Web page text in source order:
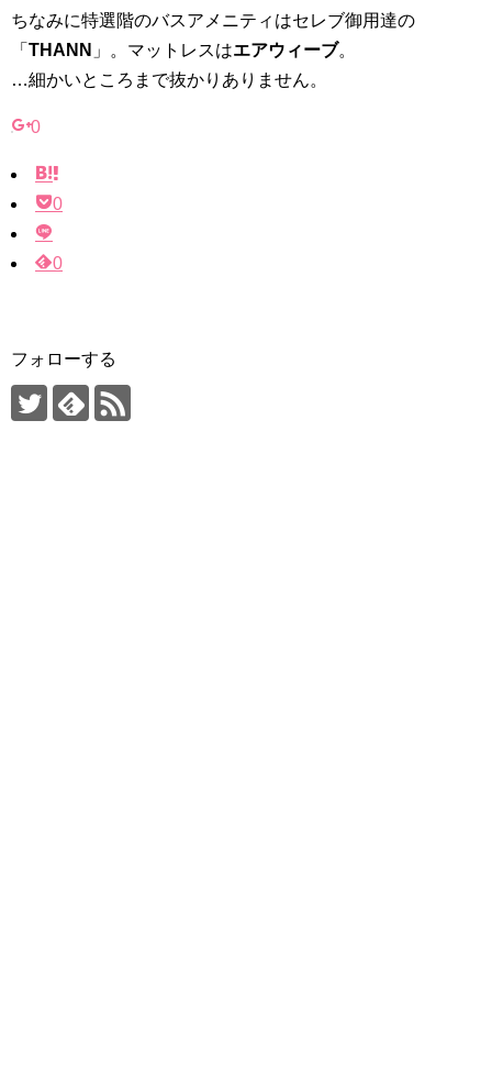
ちなみに特選階のバスアメニティはセレブ御用達の
「 THANN 」。マットレスはエアウィーブ。
…細かいところまで抜かりありません。
0
0
0
フォローする